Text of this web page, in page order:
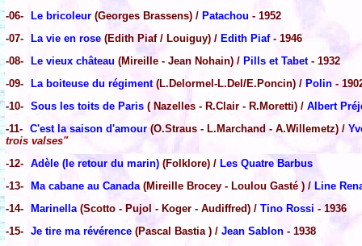
-06- Le bricoleur (Georges Brassens) / Patachou - 1952
-07- La vie en rose (Edith Piaf / Louiguy) / Edith Piaf- 1946
-08- Le vieux château (Mireille - Jean Nohain) / Pills et Tabet- 1932
-09- La boiteuse du régiment(L.Delormel-L.Del/E.Poncin) / Polin -
-10- Sous les toits de Paris ( Nazelles - R.Clair - R.Moretti) / Albert
-11- C'est la saison d'amour (O.Straus - L.Marchand - A.Willemetz) /
trois valses"
-12- Adèle (le retour du marin) (Folklore) / Les Quatre Barbus
-13- Ma cabane au Canada (Mireille Brocey - Loulou Gasté ) / Line
-14- Marinella (Scotto - Pujol - Koger - Audiffred) / Tino Rossi - 1936
-15- Je tire ma révérence (Pascal Bastia ) / Jean Sablon - 1938